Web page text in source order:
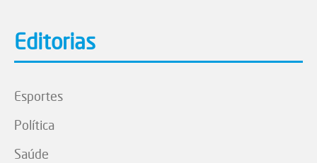
Editorias
Esportes
Política
Saúde